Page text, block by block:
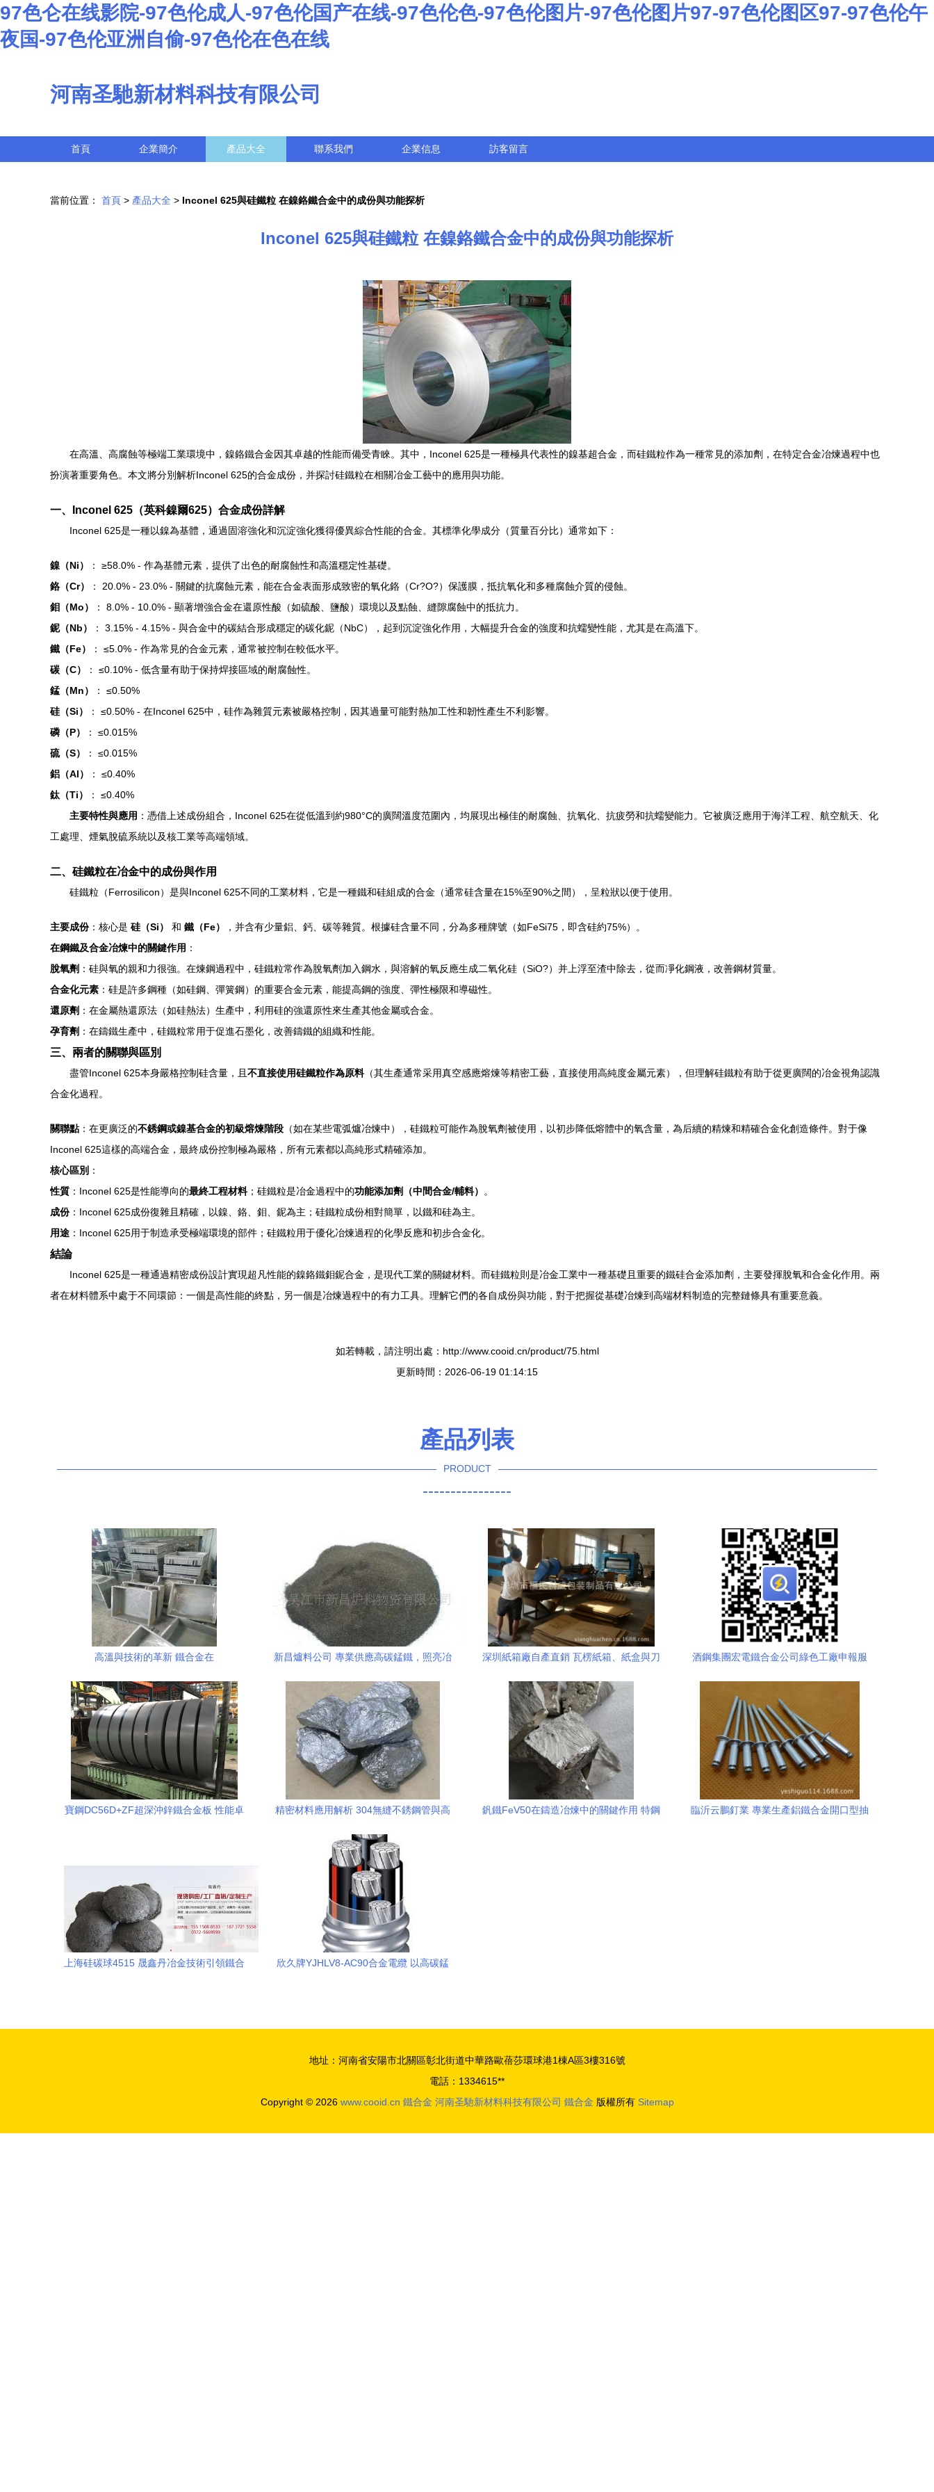
97色仑在线影院-97色伦成人-97色伦国产在线-97色伦色-97色伦图片-97色伦图片97-97色伦图区97-97色伦午
夜国-97色伦亚洲自偷-97色伦在色在线
河南圣馳新材料科技有限公司
首頁 企業簡介 產品大全 聯系我們 企業信息 訪客留言
當前位置： 首頁 > 產品大全 > Inconel 625與硅鐵粒 在鎳鉻鐵合金中的成份與功能探析
Inconel 625與硅鐵粒 在鎳鉻鐵合金中的成份與功能探析
在高溫、高腐蝕等極端工業環境中，鎳鉻鐵合金因其卓越的性能而備受青睞。其中，Inconel 625是一種極具代表性的鎳基超合金，而硅鐵粒作為一種常見的添加劑，在特定合金冶煉過程中也
扮演著重要角色。本文將分別解析Inconel 625的合金成份，并探討硅鐵粒在相關冶金工藝中的應用與功能。
一、Inconel 625（英科鎳爾625）合金成份詳解
Inconel 625是一種以鎳為基體，通過固溶強化和沉淀強化獲得優異綜合性能的合金。其標準化學成分（質量百分比）通常如下：
鎳（Ni）
： ≥58.0% - 作為基體元素，提供了出色的耐腐蝕性和高溫穩定性基礎。
鉻（Cr）
： 20.0% - 23.0% - 關鍵的抗腐蝕元素，能在合金表面形成致密的氧化鉻（Cr?O?）保護膜，抵抗氧化和多種腐蝕介質的侵蝕。
鉬（Mo）
： 8.0% - 10.0% - 顯著增強合金在還原性酸（如硫酸、鹽酸）環境以及點蝕、縫隙腐蝕中的抵抗力。
鈮（Nb）
： 3.15% - 4.15% - 與合金中的碳結合形成穩定的碳化鈮（NbC），起到沉淀強化作用，大幅提升合金的強度和抗蠕變性能，尤其是在高溫下。
鐵（Fe）
： ≤5.0% - 作為常見的合金元素，通常被控制在較低水平。
碳（C）
： ≤0.10% - 低含量有助于保持焊接區域的耐腐蝕性。
錳（Mn）
： ≤0.50%
硅（Si）
： ≤0.50% - 在Inconel 625中，硅作為雜質元素被嚴格控制，因其過量可能對熱加工性和韌性產生不利影響。
磷（P）
： ≤0.015%
硫（S）
： ≤0.015%
鋁（Al）
： ≤0.40%
鈦（Ti）
： ≤0.40%
主要特性與應用 ：憑借上述成份組合，Inconel 625在從低溫到約980°C的廣闊溫度范圍內，均展現出極佳的耐腐蝕、抗氧化、抗疲勞和抗蠕變能力。它被廣泛應用于海洋工程、航空航天、化
工處理、煙氣脫硫系統以及核工業等高端領域。
二、硅鐵粒在冶金中的成份與作用
硅鐵粒（Ferrosilicon）是與Inconel 625不同的工業材料，它是一種鐵和硅組成的合金（通常硅含量在15%至90%之間），呈粒狀以便于使用。
主要成份：核心是 硅（Si） 和 鐵（Fe）
，并含有少量鋁、鈣、碳等雜質。根據硅含量不同，分為多種牌號（如FeSi75，即含硅約75%）。
在鋼鐵及合金冶煉中的關鍵作用 ：
脫氧劑 ：硅與氧的親和力很強。在煉鋼過程中，硅鐵粒常作為脫氧劑加入鋼水，與溶解的氧反應生成二氧化硅（SiO?）并上浮至渣中除去，從而凈化鋼液，改善鋼材質量。
合金化元素 ：硅是許多鋼種（如硅鋼、彈簧鋼）的重要合金元素，能提高鋼的強度、彈性極限和導磁性。
還原劑 ：在金屬熱還原法（如硅熱法）生產中，利用硅的強還原性來生產其他金屬或合金。
孕育劑 ：在鑄鐵生產中，硅鐵粒常用于促進石墨化，改善鑄鐵的組織和性能。
三、兩者的關聯與區別
盡管Inconel 625本身嚴格控制硅含量，且 不直接使用硅鐵粒作為原料（其生產通常采用真空感應熔煉等精密工藝，直接使用高純度金屬元素），但理解硅鐵粒有助于從更廣闊的冶金視角認識
合金化過程。
關聯點：在更廣泛的不銹鋼或鎳基合金的初級熔煉階段 （如在某些電弧爐冶煉中），硅鐵粒可能作為脫氧劑被使用，以初步降低熔體中的氧含量，為后續的精煉和精確合金化創造條件。對于像
Inconel 625這樣的高端合金，最終成份控制極為嚴格，所有元素都以高純形式精確添加。
核心區別 ：
性質 ：Inconel 625是性能導向的最終工程材料；硅鐵粒是冶金過程中的功能添加劑（中間合金/輔料）
。
成份：Inconel 625成份復雜且精確，以鎳、鉻、鉬、鈮為主；硅鐵粒成份相對簡單，以鐵和硅為主。
用途 ：Inconel 625用于制造承受極端環境的部件；硅鐵粒用于優化冶煉過程的化學反應和初步合金化。
結論
Inconel 625是一種通過精密成份設計實現超凡性能的鎳鉻鐵鉬鈮合金，是現代工業的關鍵材料。而硅鐵粒則是冶金工業中一種基礎且重要的鐵硅合金添加劑，主要發揮脫氧和合金化作用。兩
者在材料體系中處于不同環節：一個是高性能的終點，另一個是冶煉過程中的有力工具。理解它們的各自成份與功能，對于把握從基礎冶煉到高端材料制造的完整鏈條具有重要意義。
如若轉載，請注明出處：http://www.cooid.cn/product/75.html
更新時間：2026-06-19 01:14:15
產品列表
PRODUCT
----------------
高溫與技術的革新 鐵合金在
新昌爐料公司 專業供應高碳錳鐵，照亮冶
深圳紙箱廠自產直銷 瓦楞紙箱、紙盒與刀
套應用金屬硅鐵粒
酒鋼集團宏電鐵合金公司綠色工廠申報服
寶鋼DC56D+ZF超深沖鋅鐵合金板 性能卓
精密材料應用解析 304無縫不銹鋼管與高
釩鐵FeV50在鑄造冶煉中的關鍵作用 特鋼
臨沂云鵬釘業 專業生產鋁鐵合金開口型抽
上海硅碳球4515 晟鑫丹冶金技術引領鐵合
欣久牌YJHLV8-AC90合金電纜 以高碳錳
地址：河南省安陽市北關區彰北街道中華路歐蓓莎環球港1棟A區3樓316號
電話：1334615**
Copyright © 2026 www.cooid.cn 鐵合金 河南圣馳新材料科技有限公司 鐵合金 版權所有 Sitemap